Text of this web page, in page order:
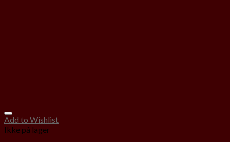
Add to Wishlist
Ikke på lager